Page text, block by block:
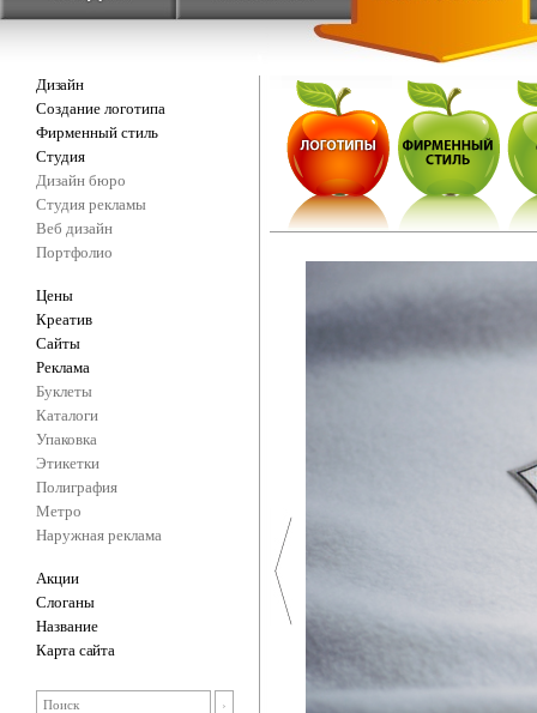
Дизайн
Создание логотипа
Фирменный стиль
Студия
Дизайн бюро
Студия рекламы
Веб дизайн
Портфолио
Цены
Креатив
Сайты
Реклама
Буклеты
Каталоги
Упаковка
Этикетки
Полиграфия
Метро
Наружная реклама
Акции
Слоганы
Название
Карта сайта